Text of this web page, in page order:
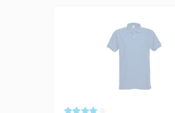
View larger image
View larger image